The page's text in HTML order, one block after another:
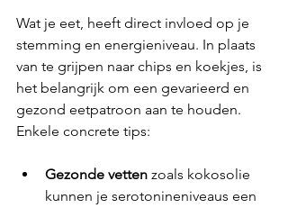
Wat je eet, heeft direct invloed op je
stemming en energieniveau. In plaats
van te grijpen naar chips en koekjes, is
het belangrijk om een gevarieerd en
gezond eetpatroon aan te houden.
Enkele concrete tips:
Gezonde vetten zoals kokosolie
kunnen je serotonineniveaus een